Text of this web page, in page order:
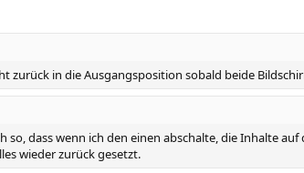
zurück in die Ausgangsposition sobald beide
so, dass wenn ich den einen abschalte, die Inhalte
wieder zurück gesetzt.